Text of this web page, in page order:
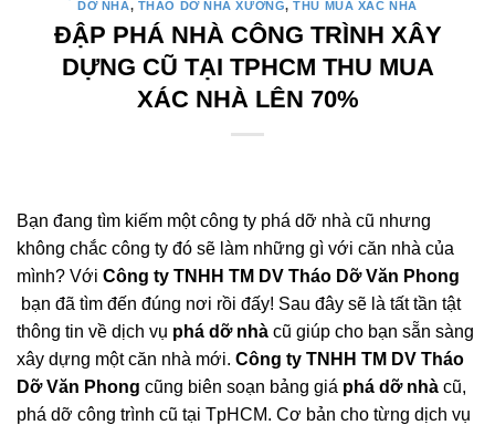
DỠ NHÀ, THÁO DỠ NHÀ XƯỞNG,THU MUA XÁC NHÀ
ĐẬP PHÁ NHÀ CÔNG TRÌNH XÂY
DỰNG CŨ TẠI TPHCM THU MUA
XÁC NHÀ LÊN 70%
Bạn đang tìm kiếm một công ty phá dỡ nhà cũ nhưng
không chắc công ty đó sẽ làm những gì với căn nhà của
mình? Với Công ty TNHH TM DV Tháo Dỡ Văn Phong
bạn đã tìm đến đúng nơi rồi đấy! Sau đây sẽ là tất tần tật
thông tin về dịch vụ phá dỡ nhà cũ giúp cho bạn sẵn sàng
xây dựng một căn nhà mới. Công ty TNHH TM DV Tháo
Dỡ Văn Phong cũng biên soạn bảng giá phá dỡ nhà cũ,
phá dỡ công trình cũ tại TpHCM. Cơ bản cho từng dịch vụ